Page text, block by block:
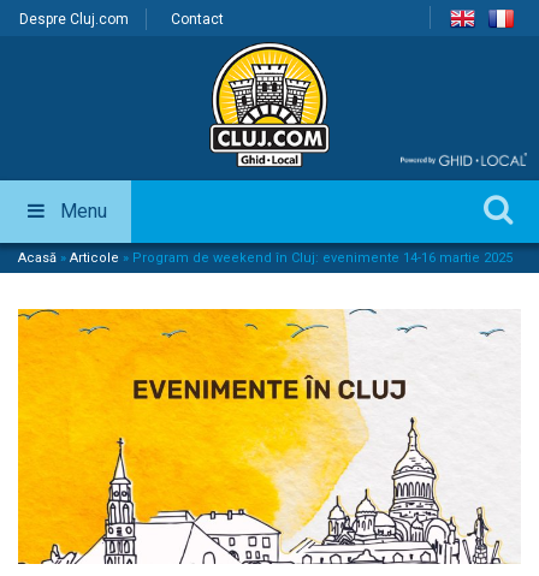
Despre Cluj.com Contact
Menu
Acasă » Articole » Program de weekend în Cluj: evenimente 14-16 martie 2025